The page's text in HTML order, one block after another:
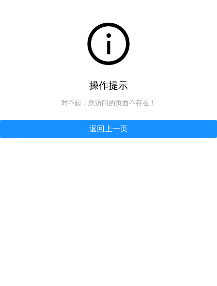
操作提示
对不起，您访问的页面不存在！
返回上一页